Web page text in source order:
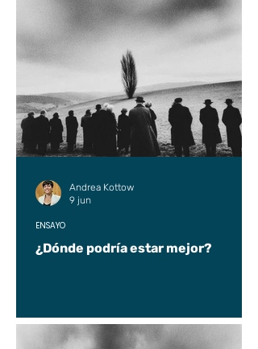
¿Dónde podría estar mejor?
ENSAYO
Andrea Kottow
9 jun